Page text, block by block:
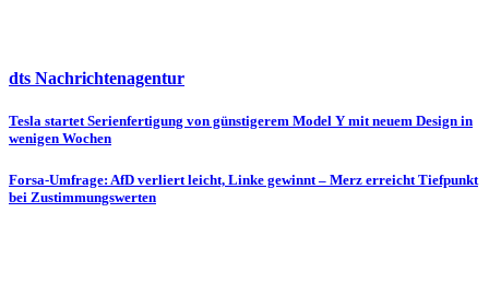
dts Nachrichtenagentur
Beitragsnavigation
Tesla startet Serienfertigung von günstigerem Model Y mit neuem Design in
wenigen Wochen
Forsa-Umfrage: AfD verliert leicht, Linke gewinnt – Merz erreicht Tiefpunkt
bei Zustimmungswerten